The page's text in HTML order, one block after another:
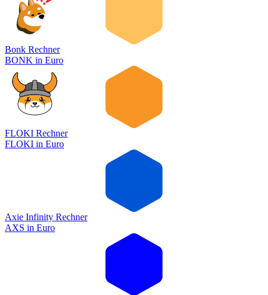
Bonk Rechner
BONK in Euro
FLOKI Rechner
FLOKI in Euro
Axie Infinity Rechner
AXS in Euro